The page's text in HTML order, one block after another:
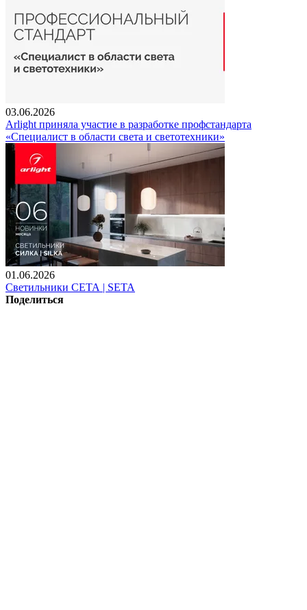
03.06.2026
Arlight приняла участие в разработке профстандарта
«Специалист в области света и светотехники»
01.06.2026
Светильники СЕТА | SETA
Поделиться